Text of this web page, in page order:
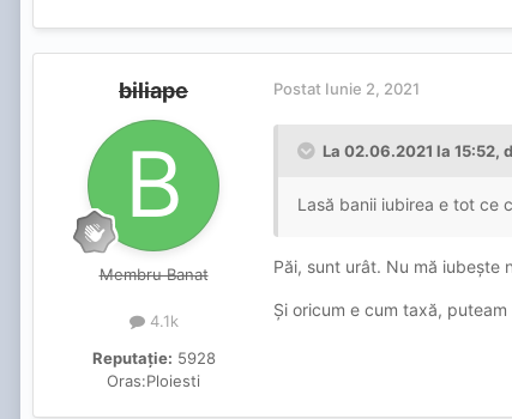
biliape
Membru Banat
4.1k
Reputație: 5928
Oras:Ploiesti
Postat Iunie 2, 2021
La 02.06.2021 la 15:52,
Lasă banii iubirea e tot ce
Păi, sunt urât. Nu mă iubește
Și oricum e cum taxă,